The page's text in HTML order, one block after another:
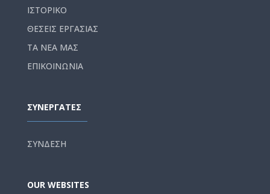
ΙΣΤΟΡΙΚΟ
ΘΕΣΕΙΣ ΕΡΓΑΣΙΑΣ
ΤΑ ΝΕΑ ΜΑΣ
ΕΠΙΚΟΙΝΩΝΙΑ
ΣΥΝΕΡΓΑΤΕΣ
ΣΥΝΔΕΣΗ
OUR WEBSITES